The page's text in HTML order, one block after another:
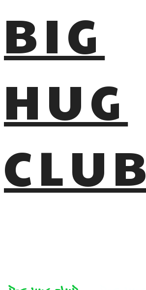
BIG
HUG
CLUB